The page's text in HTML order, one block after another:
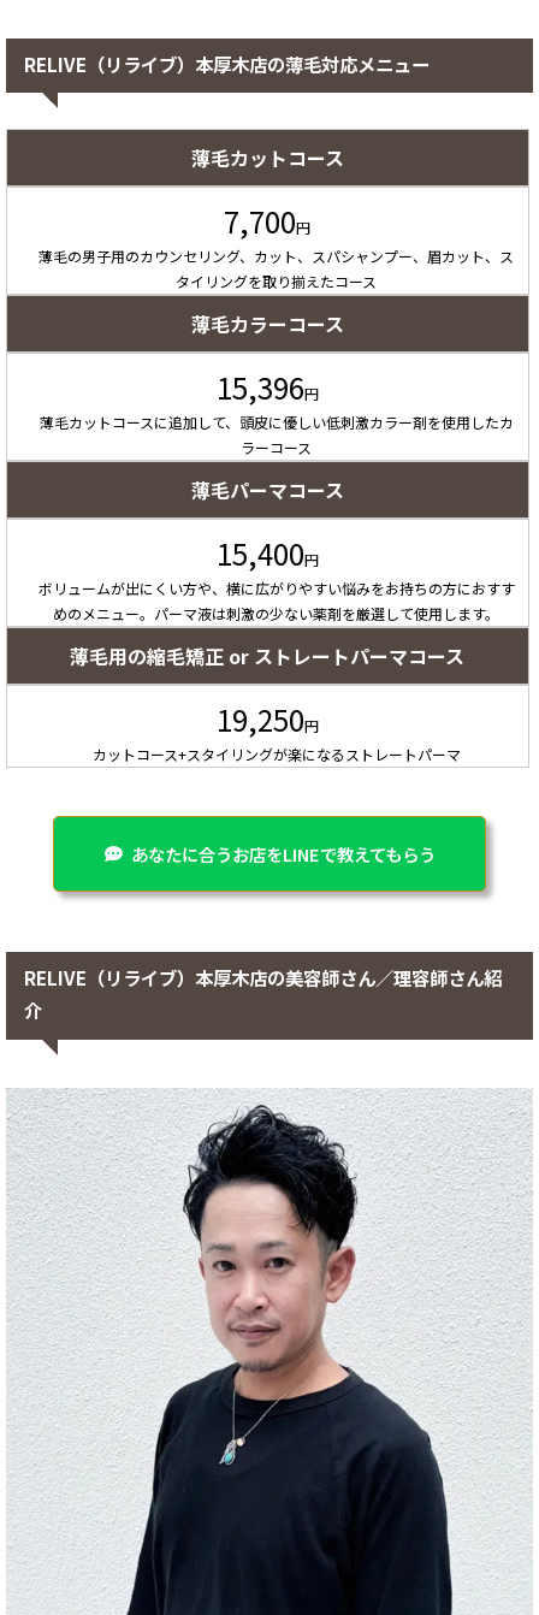
RELIVE（リライブ）本厚木店の薄毛対応メニュー
薄毛カットコース
7,700円
薄毛の男子用のカウンセリング、カット、スパシャンプー、眉カット、ス
タイリングを取り揃えたコース
薄毛カラーコース
15,396円
薄毛カットコースに追加して、頭皮に優しい低刺激カラー剤を使用したカ
ラーコース
薄毛パーマコース
15,400円
ボリュームが出にくい方や、横に広がりやすい悩みをお持ちの方におすす
めのメニュー。パーマ液は刺激の少ない薬剤を厳選して使用します。
薄毛用の縮毛矯正 or ストレートパーマコース
19,250円
カットコース+スタイリングが楽になるストレートパーマ
あなたに合うお店をLINEで教えてもらう
RELIVE（リライブ）本厚木店の美容師さん／理容師さん紹
介